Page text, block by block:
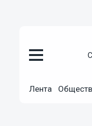
Лента
27.06.2016 18:41
15